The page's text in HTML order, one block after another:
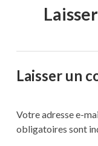
Laisser un
Votre adresse e-
obligatoires sont